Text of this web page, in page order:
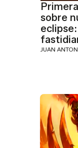
sobre
JUAN